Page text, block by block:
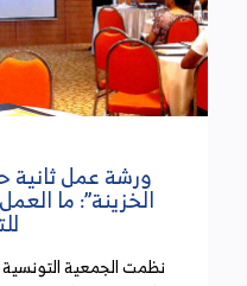
دورية ميدانية.
سيدي بوزيد: تعيين
ورشة عمل ثانية
الخزينة”: ما